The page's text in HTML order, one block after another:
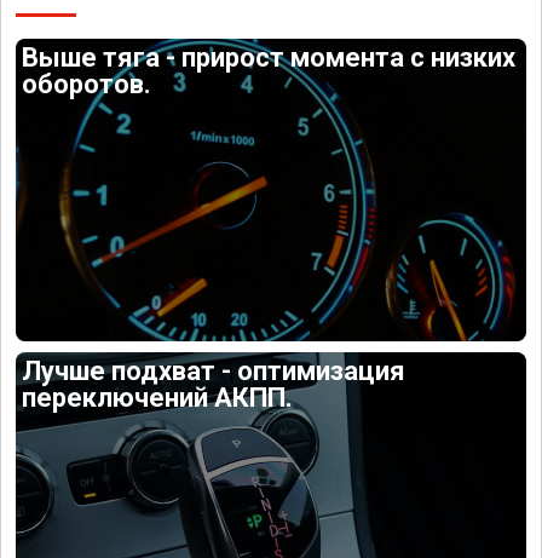
Выше тяга - прирост момента с низких
оборотов.
Лучше подхват - оптимизация
переключений АКПП.